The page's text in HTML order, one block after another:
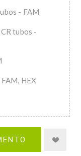
- FAM
tubos -
HEX